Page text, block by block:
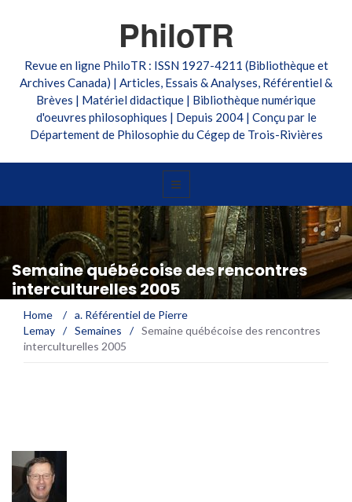
PhiloTR
Revue en ligne PhiloTR : ISSN 1927-4211 (Bibliothèque et
Archives Canada) | Articles, Essais & Analyses, Référentiel &
Brèves | Matériel didactique | Bibliothèque numérique
d'oeuvres philosophiques | Depuis 2004 | Conçu par le
Département de Philosophie du Cégep de Trois-Rivières
Semaine québécoise des rencontres
interculturelles 2005
Home / a. Référentiel de Pierre
Lemay / Semaines / Semaine québécoise des rencontres
interculturelles 2005